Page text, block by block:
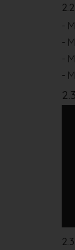
-
-
-
-